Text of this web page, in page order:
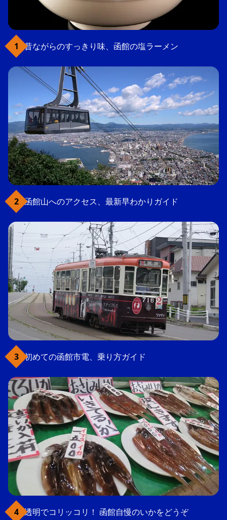
昔ながらのすっきり味、函館の塩ラーメン
函館山へのアクセス、最新早わかりガイド
初めての函館市電、乗り方ガイド
透明でコリッコリ！ 函館自慢のいかをどうぞ